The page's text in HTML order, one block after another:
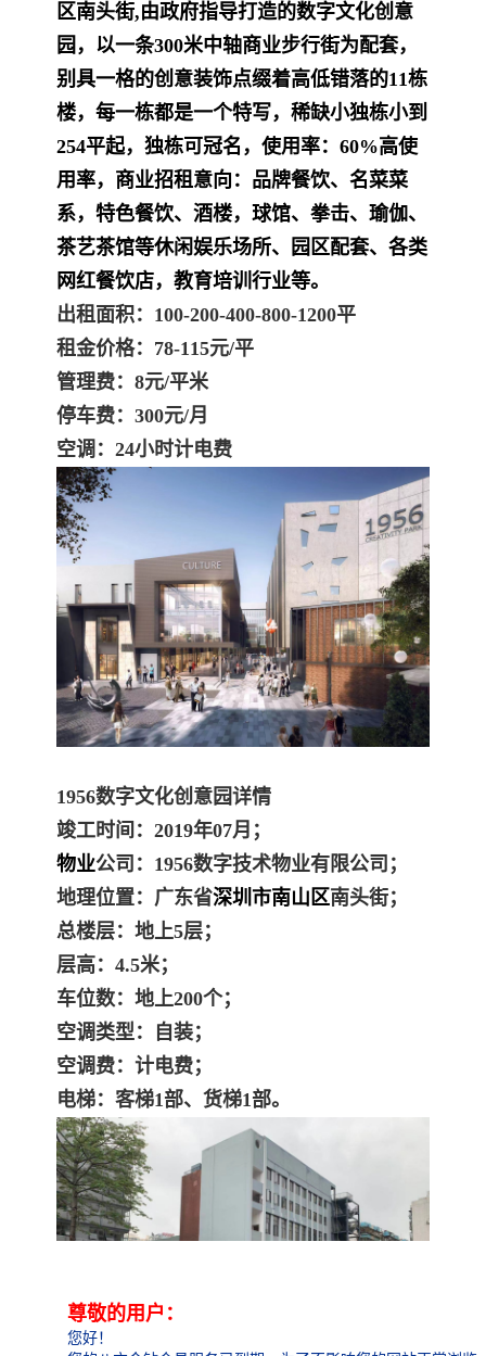
区南头街,由政府指导打造的数字文化创意
园，以一条300米中轴商业步行街为配套，
别具一格的创意装饰点缀着高低错落的11栋
楼，每一栋都是一个特写，稀缺小独栋小到
254平起，独栋可冠名，使用率：60%高使
用率，商业招租意向：品牌餐饮、名菜菜
系，特色餐饮、酒楼，球馆、拳击、瑜伽、
茶艺茶馆等休闲娱乐场所、园区配套、各类
网红餐饮店，教育培训行业等。
出租面积：100-200-400-800-1200平
租金价格：78-115元/平
管理费：8元/平米
停车费：300元/月
空调：24小时计电费
1956数字文化创意园详情
竣工时间：2019年07月；
物业公司：1956数字技术物业有限公司；
地理位置：广东省深圳市南山区南头街；
总楼层：地上5层；
层高：4.5米；
车位数：地上200个；
空调类型：自装；
空调费：计电费；
电梯：客梯1部、货梯1部。